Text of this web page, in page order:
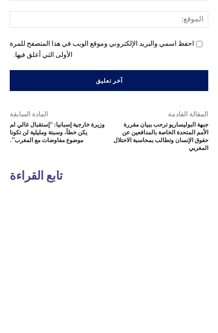
احفظ اسمي والبريد الإلكتروني وموقع الويب في هذا المتصفح للمرة
الأولى التي أعلق فيها.
المادة السابقة
وزيرة خارجية إسبانيا: “إستقبال غالي لم
يكن خطأ، وسبتة ومليلية لن تكونا
موضوع مفاوضات مع المغرب”.
المقالة القادمة
جبهة البوليساريو ترحب ببيان مقررة
الأمم المتحدة الخاصة بالمدافعين عن
حقوق الإنسان وتطالب بمحاسبة الاحتلال
المغربي
تابع القراءة